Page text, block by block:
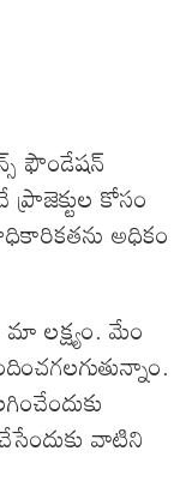
ఫౌండేషన్
కోసం
అధికం
లక్ష్యం. మేం
వాటిని